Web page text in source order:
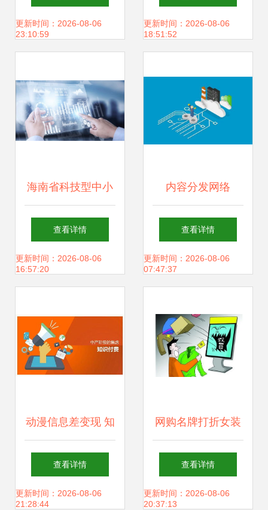
准助力高考志愿填
更新时间：2026-08-06
23:10:59
网服务用户
更新时间：2026-08-06
18:51:52
海南省科技型中小
企业 借力信息网
络，开创动漫产业
查看详情
更新时间：2026-08-06
16:57:20
内容分发网络
（CDN）许可证 互
联网上网服务的合
查看详情
更新时间：2026-08-06
07:47:37
动漫信息差变现 知
识付费时代下的创
业新机遇
查看详情
更新时间：2026-08-06
21:28:44
网购名牌打折女装
遇山寨货，法官提
醒 警惕信息网络经
查看详情
更新时间：2026-08-06
20:37:13